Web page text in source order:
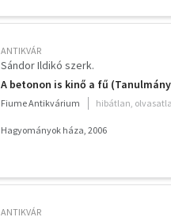
ANTIKVÁR
Sándor Ildikó szerk.
A betonon is kinő a fű
Fiume Antikvárium hibátlan,
Hagyományok háza, 2006
ANTIKVÁR